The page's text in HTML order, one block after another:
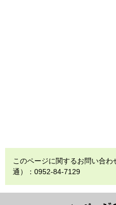
このページに関するお問い合
通）：0952-84-7129